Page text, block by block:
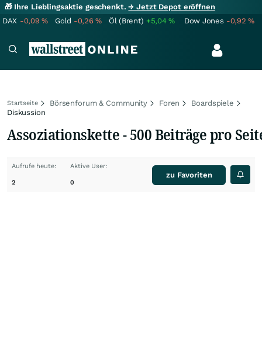
🎁 Ihre Lieblingsaktie geschenkt.→ Jetzt Depot eröffnen
DAX -0,09% Gold -0,26% Öl (Brent) +5,04% Dow Jones -0,92%
Startseite Börsenforum & Community Foren
Boardspiele
Diskussion
Assoziationskette - 500 Beiträge pro
Aufrufe heute:
2
Aktive User:
0
zu Favoriten